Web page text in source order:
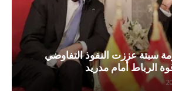
سبتة عززت النفوذ التفاوضي
الرباط أمام مدريد